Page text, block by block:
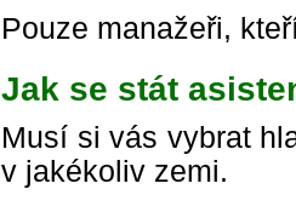
Pouze manažeři,
Jak se stát
Musí si vás vybrat
v jakékoliv zemi.